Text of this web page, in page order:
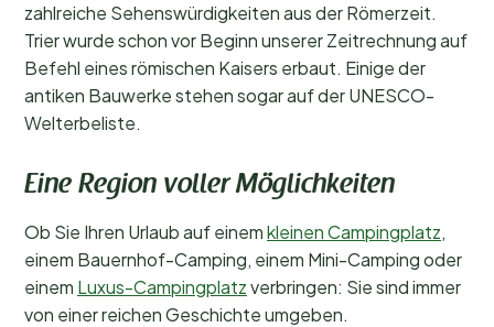
zahlreiche Sehenswürdigkeiten aus der Römerzeit.
Trier wurde schon vor Beginn unserer Zeitrechnung auf
Befehl eines römischen Kaisers erbaut. Einige der
antiken Bauwerke stehen sogar auf der UNESCO-
Welterbeliste.
Eine Region voller Möglichkeiten
Ob Sie Ihren Urlaub auf einemkleinen Campingplatz,
einem Bauernhof-Camping, einem Mini-Camping oder
einem Luxus-Campingplatzverbringen: Sie sind immer
von einer reichen Geschichte umgeben.